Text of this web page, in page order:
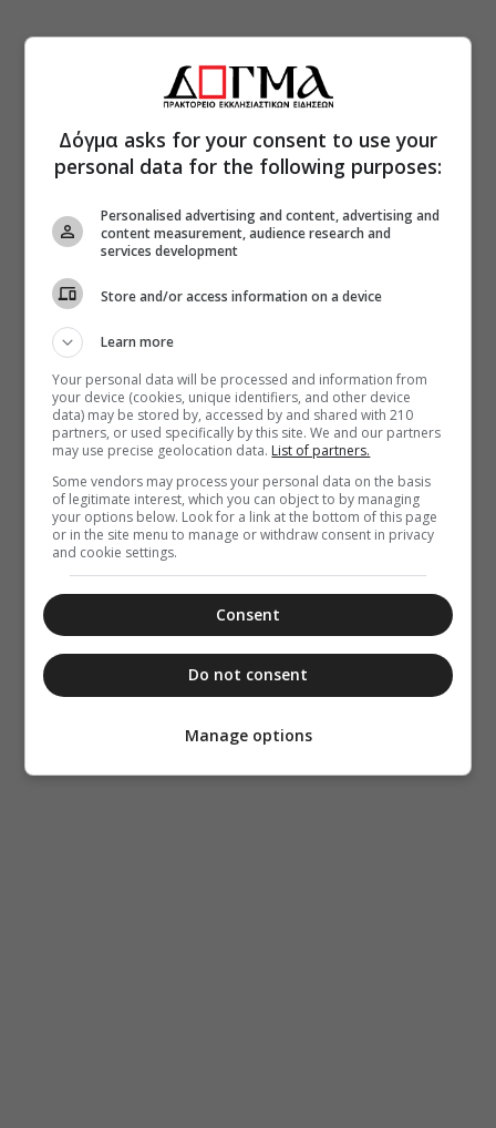
Δόγμα asks for your consent to use your
personal data for the following purposes:
Personalised advertising and content, advertising and
content measurement, audience research and
services development
Store and/or access information on a device
Learn more
Your personal data will be processed and information from
your device (cookies, unique identifiers, and other device
data) may be stored by, accessed by and shared with 210
partners, or used specifically by this site. We and our partners
may use precise geolocation data. List of partners.
Some vendors may process your personal data on the basis
of legitimate interest, which you can object to by managing
your options below. Look for a link at the bottom of this page
or in the site menu to manage or withdraw consent in privacy
and cookie settings.
Consent
Do not consent
Manage options